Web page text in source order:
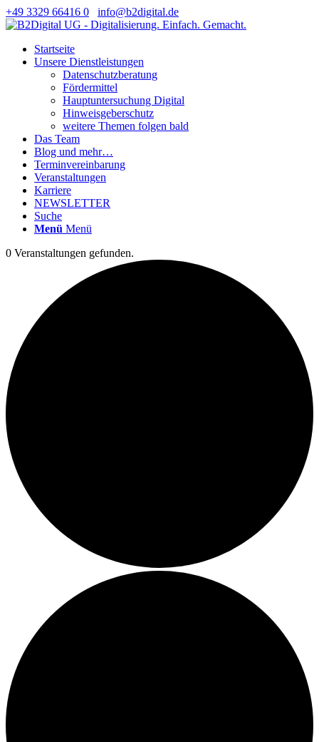
+49 3329 66416 0 info@b2digital.de
Startseite
Unsere Dienstleistungen
Datenschutzberatung
Fördermittel
Hauptuntersuchung Digital
Hinweisgeberschutz
weitere Themen folgen bald
Das Team
Blog und mehr…
Terminvereinbarung
Veranstaltungen
Karriere
NEWSLETTER
Suche
Menü Menü
0 Veranstaltungen gefunden.